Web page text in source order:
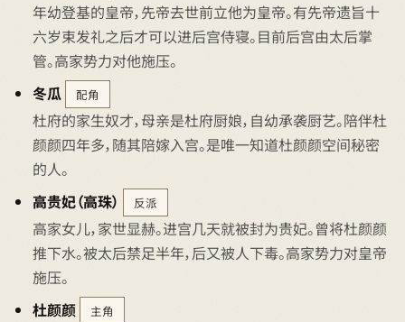
年幼登基的皇帝，先帝去世前立他为皇帝。有先帝遗旨十
六岁束发礼之后才可以进后宫侍寝。目前后宫由太后掌
管。高家势力对他施压。
冬瓜
配角
杜府的家生奴才，母亲是杜府厨娘，自幼承袭厨艺。陪伴杜
颜颜四年多，随其陪嫁入宫。是唯一知道杜颜颜空间秘密
的人。
高贵妃（高珠）
反派
高家女儿，家世显赫。进宫几天就被封为贵妃。曾将杜颜颜
推下水。被太后禁足半年，后又被人下毒。高家势力对皇帝
施压。
杜颜颜
主角